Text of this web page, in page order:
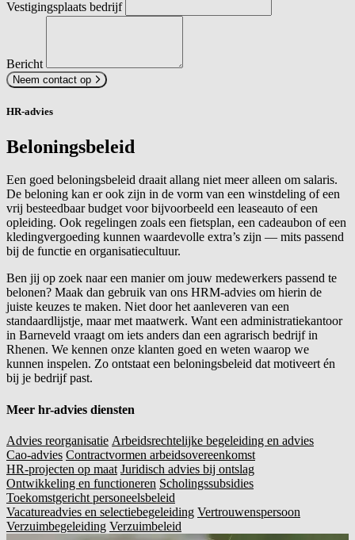
Vestigingsplaats bedrijf
Bericht
Neem contact op
HR-advies
Beloningsbeleid
Een goed beloningsbeleid draait allang niet meer alleen om salaris.
De beloning kan er ook zijn in de vorm van een winstdeling of een
vrij besteedbaar budget voor bijvoorbeeld een leaseauto of een
opleiding. Ook regelingen zoals een fietsplan, een cadeaubon of een
kledingvergoeding kunnen waardevolle extra’s zijn — mits passend
bij de functie en organisatiecultuur.
Ben jij op zoek naar een manier om jouw medewerkers passend te
belonen? Maak dan gebruik van ons HRM-advies om hierin de
juiste keuzes te maken. Niet door het aanleveren van een
standaardlijstje, maar met maatwerk. Want een administratiekantoor
in Barneveld vraagt om iets anders dan een agrarisch bedrijf in
Rhenen. We kennen onze klanten goed en weten waarop we
kunnen inspelen. Zo ontstaat een beloningsbeleid dat motiveert én
bij je bedrijf past.
Meer hr-advies diensten
Advies reorganisatie Arbeidsrechtelijke begeleiding en advies
Cao-advies Contractvormen arbeidsovereenkomst
HR-projecten op maat Juridisch advies bij ontslag
Ontwikkeling en functioneren Scholingssubsidies
Toekomstgericht personeelsbeleid
Vacatureadvies en selectiebegeleiding Vertrouwenspersoon
Verzuimbegeleiding Verzuimbeleid